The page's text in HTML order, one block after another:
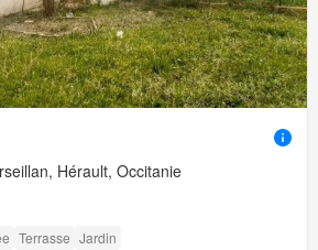
Hérault, Occitanie
Terrasse Jardin